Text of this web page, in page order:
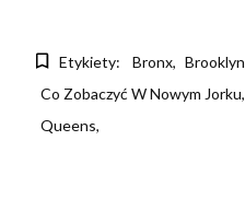
Etykiety: Bronx
Brooklyn
Co Zobaczyć W Nowym Jorku
Queens